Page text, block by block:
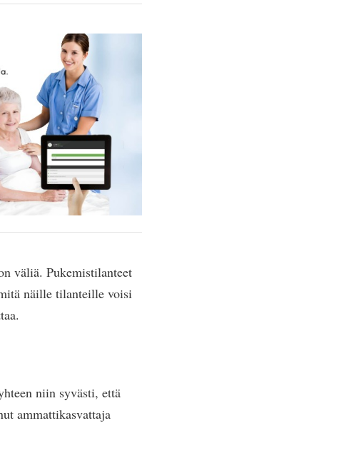
väliä. Pukemistilanteet
näille tilanteille voisi
niin syvästi, että
ammattikasvattaja